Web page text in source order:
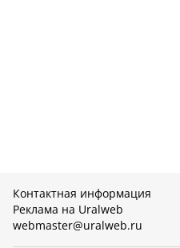
Контактная информация
Реклама на Uralweb
webmaster@uralweb.ru